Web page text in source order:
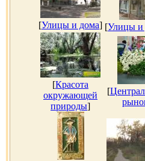
[Улицы и дома] [Улицы и
[Красота
окружающей
природы]
[